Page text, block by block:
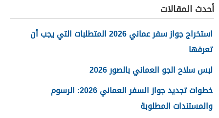
أحدث المقالات
استخراج جواز سفر عماني 2026 المتطلبات التي يجب أن
تعرفها
لبس سلاح الجو العماني بالصور 2026
خطوات تجديد جواز السفر العماني 2026: الرسوم
والمستندات المطلوبة